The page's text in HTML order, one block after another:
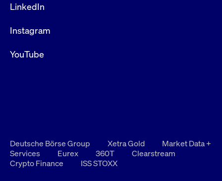
LinkedIn
Instagram
YouTube
Deutsche Börse Group Xetra Gold
Market Data +
Services
Eurex 360T
Clearstream
Crypto Finance
ISS STOXX